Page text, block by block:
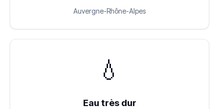
Auvergne-Rhône-Alpes
💧
Eau très dur